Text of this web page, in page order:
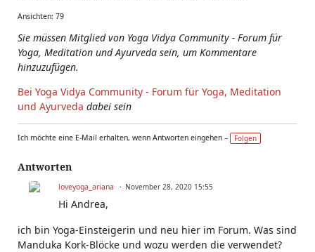
Ansichten: 79
Sie müssen Mitglied von Yoga Vidya Community - Forum für
Yoga, Meditation und Ayurveda sein, um Kommentare
hinzuzufügen.
Bei Yoga Vidya Community - Forum für Yoga, Meditation
und Ayurveda dabei sein
Ich möchte eine E-Mail erhalten, wenn Antworten eingehen – Folgen
Antworten
loveyoga_ariana November 28, 2020 15:55
Hi Andrea,
ich bin Yoga-Einsteigerin und neu hier im Forum. Was sind
Manduka Kork-Blöcke und wozu werden die verwendet?